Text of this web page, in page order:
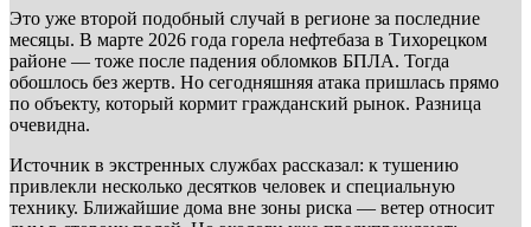
Это уже второй подобный случай в регионе за последние
месяцы. В марте 2026 года горела нефтебаза в Тихорецком
районе — тоже после падения обломков БПЛА. Тогда
обошлось без жертв. Но сегодняшняя атака пришлась прямо
по объекту, который кормит гражданский рынок. Разница
очевидна.
Источник в экстренных службах рассказал: к тушению
привлекли несколько десятков человек и специальную
технику. Ближайшие дома вне зоны риска — ветер относит